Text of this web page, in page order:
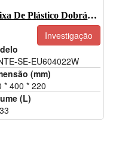
Caixa De Plástico Dobrável-JOIN-EU604022W
Investigação
SE-EU604022W
(mm)
* 400 * 220
(L)